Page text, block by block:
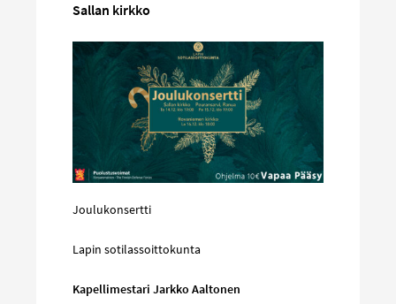
Sallan kirkko
Joulukonsertti
Lapin sotilassoittokunta
Kapellimestari Jarkko Aaltonen